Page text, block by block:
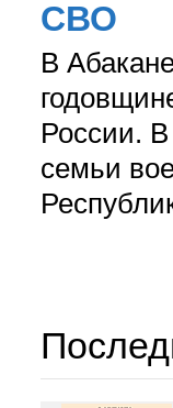
СВО
В
России.
семьи